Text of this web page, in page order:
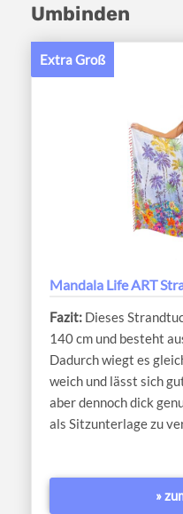
Umbinden
Extra Groß
Mandala Life ART
Dieses
140 cm und besteht
Dadurch wiegt es
weich und lässt sich
aber dennoch dick
als Sitzunterlage zu
»